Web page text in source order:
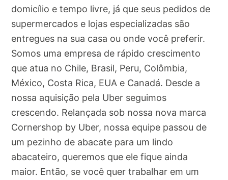
domicílio e tempo livre, já que seus pedidos de
supermercados e lojas especializadas são
entregues na sua casa ou onde você preferir.
Somos uma empresa de rápido crescimento
que atua no Chile, Brasil, Peru, Colômbia,
México, Costa Rica, EUA e Canadá. Desde a
nossa aquisição pela Uber seguimos
crescendo. Relançada sob nossa nova marca
Cornershop by Uber, nossa equipe passou de
um pezinho de abacate para um lindo
abacateiro, queremos que ele fique ainda
maior. Então, se você quer trabalhar em um